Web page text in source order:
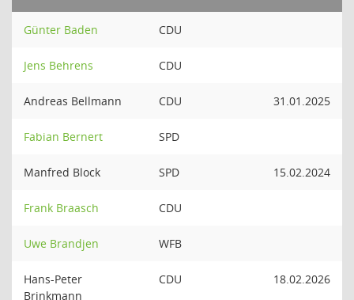
Günter Baden CDU
Jens Behrens CDU
Andreas Bellmann CDU 31.01.2025
Fabian Bernert SPD
Manfred Block SPD 15.02.2024
Frank Braasch CDU
Uwe Brandjen WFB
Hans-Peter
Brinkmann
CDU 18.02.2026